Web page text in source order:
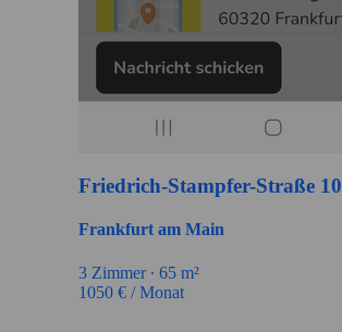
Friedrich-Stampfer-Straße 10
Frankfurt am Main
3 Zimmer ∙ 65 m²
1050 € / Monat